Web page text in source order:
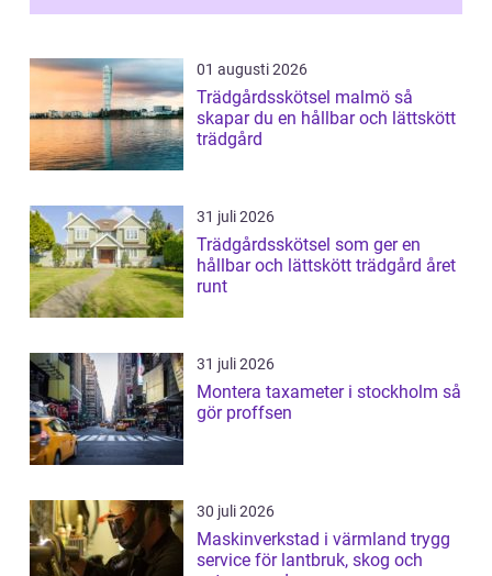
01 augusti 2026
Trädgårdsskötsel malmö så
skapar du en hållbar och lättskött
trädgård
31 juli 2026
Trädgårdsskötsel som ger en
hållbar och lättskött trädgård året
runt
31 juli 2026
Montera taxameter i stockholm så
gör proffsen
30 juli 2026
Maskinverkstad i värmland trygg
service för lantbruk, skog och